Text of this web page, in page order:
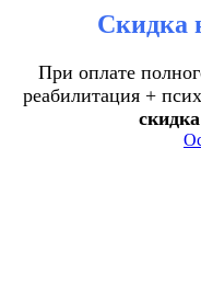
Скидка
При оплате
реабилитация +
скидка